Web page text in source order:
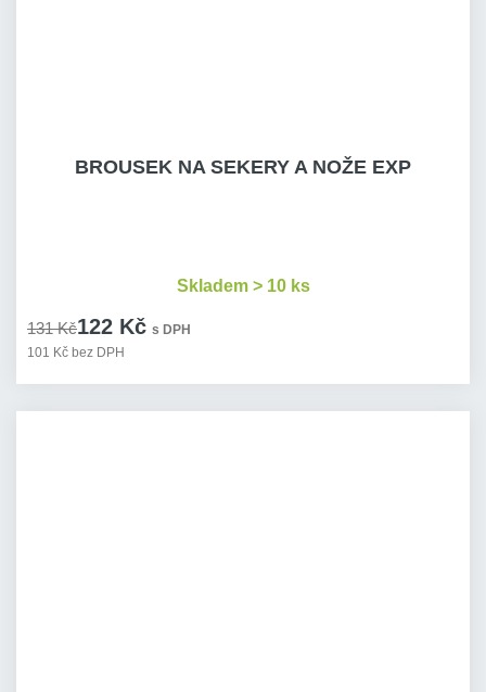
BROUSEK NA SEKERY A NOŽE EXP
131 Kč122 Kč s DPH
101 Kč bez DPH
Skladem > 10 ks